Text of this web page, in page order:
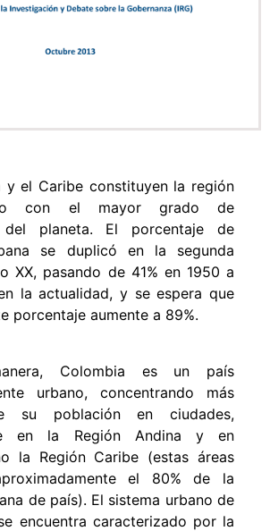
y el Caribe constituyen la región
con el mayor grado de
del planeta. El porcentaje de
se duplicó en la segunda
XX, pasando de 41% en 1950 a
la actualidad, y se espera que
porcentaje aumente a 89%.
Colombia es un país
urbano, concentrando más
su población en ciudades,
en la Región Andina y en
la Región Caribe (estas áreas
el 80% de la
de país). El sistema urbano de
encuentra caracterizado por la